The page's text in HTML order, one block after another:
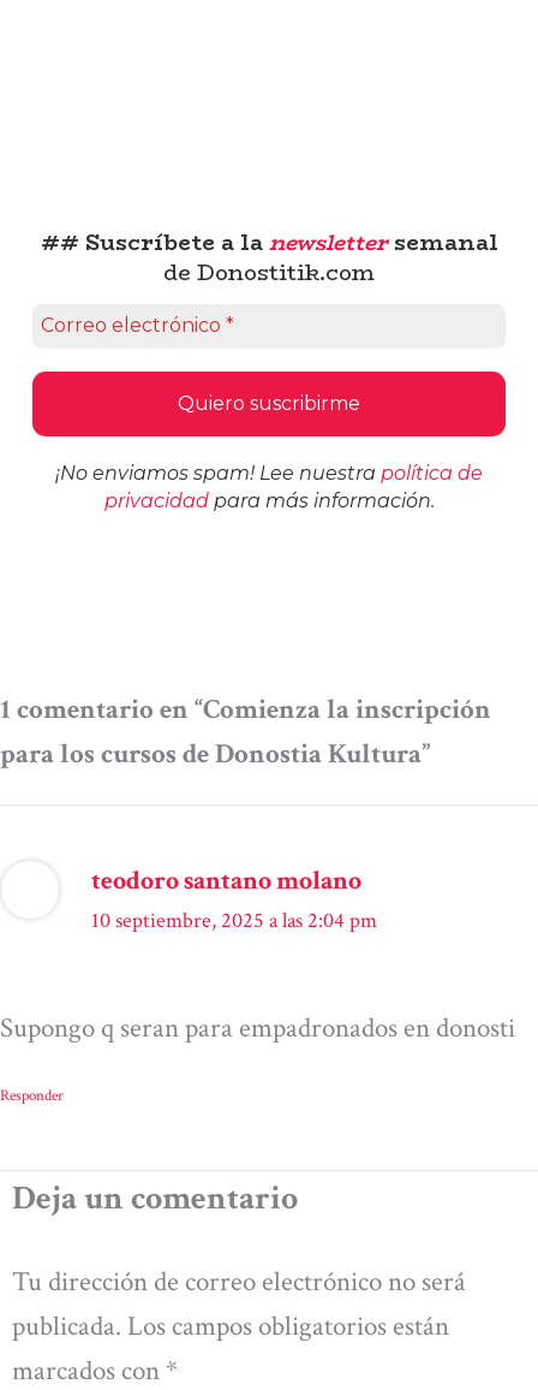
## Suscríbete a lanewslettersemanal
de Donostitik.com
¡No enviamos spam! Lee nuestra política de
privacidadpara más información.
1 comentario en “Comienza la inscripción
para los cursos de Donostia Kultura”
teodoro santano molano
10 septiembre, 2025 a las 2:04 pm
Supongo q seran para empadronados en donosti
Responder
Deja un comentario
Tu dirección de correo electrónico no será
publicada. Los campos obligatorios están
marcados con *